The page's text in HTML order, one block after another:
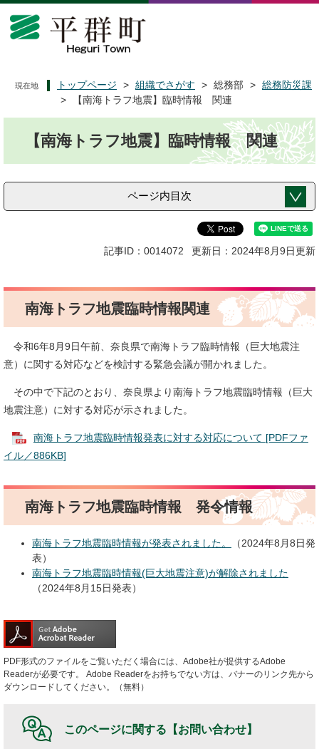
ペ
メ
現在地 トップページ > 組織でさがす > 総務部 > 総務防災課
>
【南海トラフ地震】臨時情報 関連
【南海トラフ地震】臨時情報 関連
ページ内目次
記事ID：0014072 更新日：2024年8月9日更新
南海トラフ地震臨時情報関連
令和6年8月9日午前、奈良県で南海トラフ臨時情報（巨大地震注
意）に関する対応などを検討する緊急会議が開かれました。
その中で下記のとおり、奈良県より南海トラフ地震臨時情報（巨大
地震注意）に対する対応が示されました。
南海トラフ地震臨時情報発表に対する対応について [PDFファ
イル／886KB]
南海トラフ地震臨時情報 発令情報
南海トラフ地震臨時情報が発表されました。
（2024年8月8日発
表）​
南海トラフ地震臨時情報(巨大地震注意)が解除されました
（2024年8月15日発表）​
PDF形式のファイルをご覧いただく場合には、Adobe社が提供するAdobe
Readerが必要です。
Adobe Readerをお持ちでない方は、バナーのリンク先から
ダウンロードしてください。（無料）
このページに関する 【お問い合わせ】